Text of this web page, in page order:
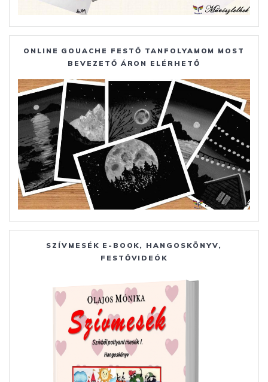
ONLINE GOUACHE FESTŐ TANFOLYAMOM MOST
BEVEZETŐ ÁRON ELÉRHETŐ
SZÍVMESÉK E-BOOK, HANGOSKÖNYV,
FESTŐVIDEÓK